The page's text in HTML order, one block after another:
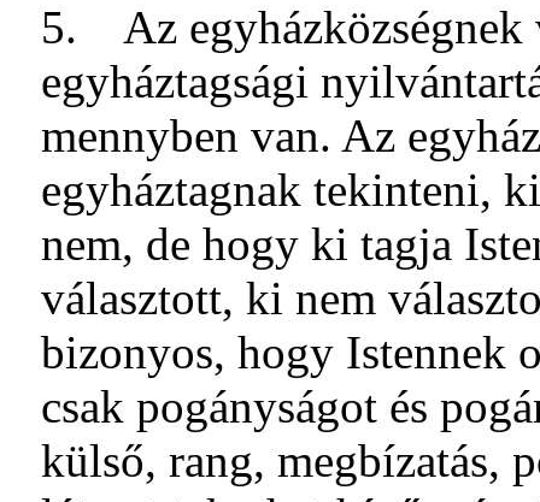
5. Az egyházközségnek
egyháztagsági
mennyben van. Az
egyháztagnak tekinteni,
nem, de hogy ki tagja
választott, ki nem
bizonyos, hogy Istennek
csak pogányságot és
külső, rang, megbízatás,